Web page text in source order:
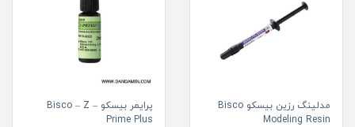
مدلینگ رزین بیسکو Bisco
Modeling Resin
پرایمر بیسکو – Bisco – Z
Prime Plus